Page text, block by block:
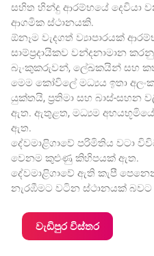
සහිත හින්දු ආරම්භයේ දෙවියා
ආගමික ස්ථානයකි.
ඕනෑම වැදගත් ව්‍යාපාරයක්
සාම්ප්‍රදායිකව වන්දනාමාන
බැංකුකරුවන්, ලේඛකයින් සහ
මෙම කෝවිලේ මධ්‍යය ඉතා
යුක්තයි, ප්‍රතිමා සහ බාස්-
ඇත. ඇතුළත, මධ්‍යම
ඇත.
දේවමාළිගාවේ පරිමිතිය වටා
වෙනම කුළුණු කිහිපයක් ඇත.
දේවමාළිගාවේ ඇති කැපී
නැරඹීමට වටින ස්ථානයක් බවට
වැඩිපුර විස්තර